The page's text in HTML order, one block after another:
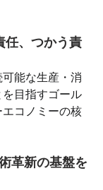
任、つかう責
能な生産・消
目指すゴール
コノミーの核
革新の基盤を